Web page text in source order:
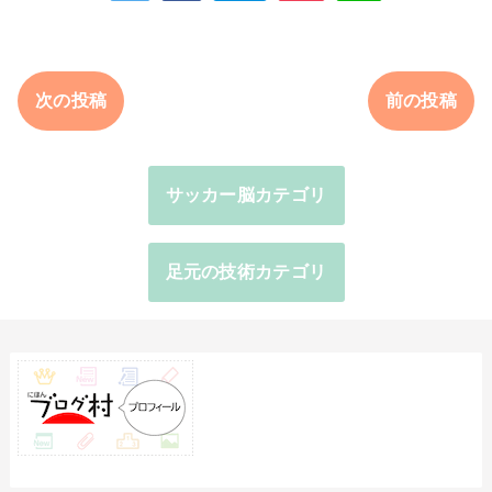
次の投稿 前の投稿
サッカー脳カテゴリ
足元の技術カテゴリ